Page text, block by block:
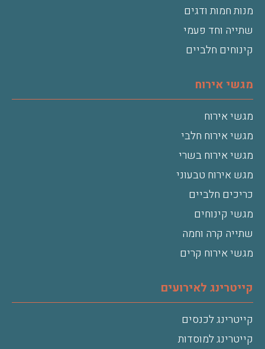
מנות חמות ודגים
שתייה וחד פעמי
קינוחים חלביים
מגשי אירוח
מגשי אירוח
מגשי אירוח חלבי
מגשי אירוח בשרי
מגש אירוח טבעוני
כריכים חלביים
מגשי קינוחים
שתייה קרה וחמה
מגשי אירוח קרים
קייטרינג לאירועים
קייטרינג לכנסים
קייטרינג למוסדות